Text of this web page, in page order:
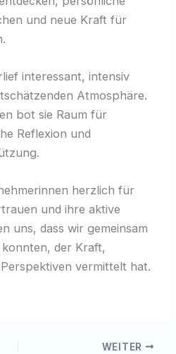
und neue Kraft für
interessant, intensiv
Atmosphäre.
bot sie Raum für
Reflexion und
herzlich für
und ihre aktive
uns, dass wir gemeinsam
der Kraft,
vermittelt hat.
WEITER